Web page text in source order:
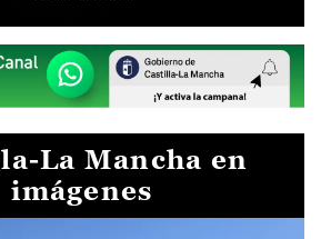
La Mancha en
imágenes